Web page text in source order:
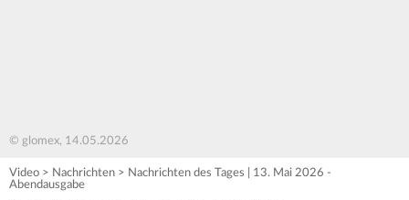
© glomex, 14.05.2026
Video > Nachrichten > Nachrichten des Tages | 13. Mai 2026 -
Abendausgabe